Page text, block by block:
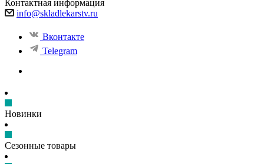
Контактная информация
info@skladlekarstv.ru
Вконтакте
Telegram
Новинки
Сезонные товары